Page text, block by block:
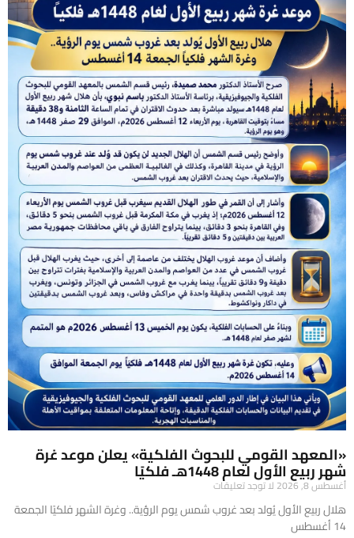
«المعهد القومي للبحوث الفلكية» يعلن موعد غرة
شهر ربيع الأول لعام 1448هـ فلكيًا
أغسطس 8, 2026 لا توجد تعليقات
هلال ربيع الأول يُولد بعد غروب شمس يوم الرؤية.. وغرة الشهر فلكيًا الجمعة
14 أغسطس